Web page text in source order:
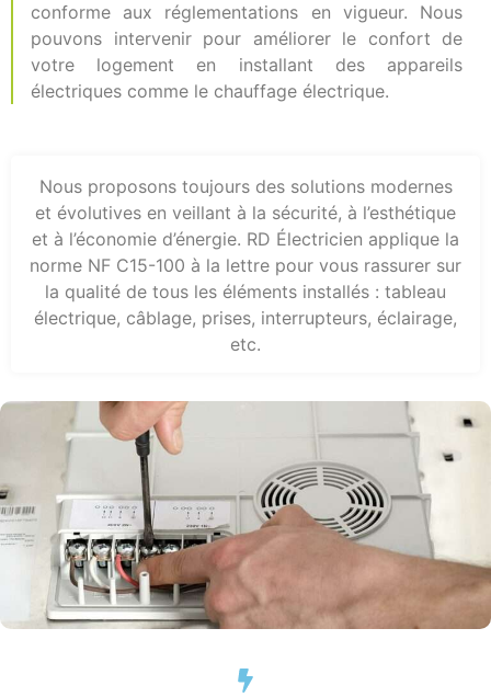
conforme aux réglementations en vigueur. Nous
pouvons intervenir pour améliorer le confort de
votre logement en installant des appareils
électriques comme le chauffage électrique.
Nous proposons toujours des solutions modernes
et évolutives en veillant à la sécurité, à l’esthétique
et à l’économie d’énergie. RD Électricien applique la
norme NF C15-100 à la lettre pour vous rassurer sur
la qualité de tous les éléments installés : tableau
électrique, câblage, prises, interrupteurs, éclairage,
etc.